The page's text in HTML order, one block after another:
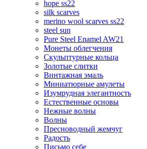
hope ss22
silk scarves
merino wool scarves ss22
steel sun
Pure Steel Enamel AW21
Монеты облегчения
Скульптурные кольца
Золотые слитки
Винтажная эмаль
Миниатюрные амулеты
Изумрудная элегантность
Естественные основы
Нежные волны
Волны
Пресноводный жемчуг
Радость
Письмо себе